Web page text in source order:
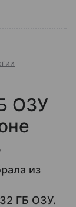
ОЗУ
из
ГБ ОЗУ.